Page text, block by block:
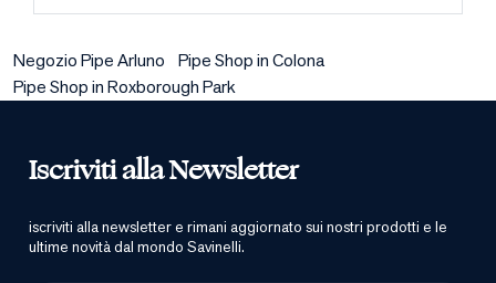
Negozio Pipe Arluno
Pipe Shop in Colona
Pipe Shop in Roxborough Park
Iscriviti alla Newsletter
iscriviti alla newsletter e rimani aggiornato sui nostri prodotti e le
ultime novità dal mondo Savinelli.